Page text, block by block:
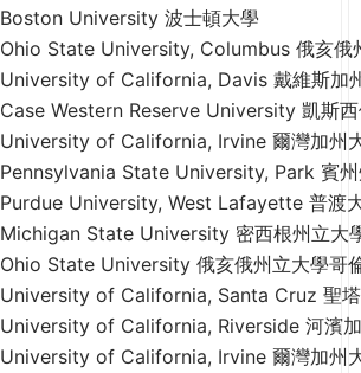
Boston University 波士頓大學
Ohio State University, Columbus 俄亥俄
University of California, Davis 戴維斯加
Case Western Reserve University 凱斯
University of California, Irvine 爾灣加州
Pennsylvania State University, Park 賓
Purdue University, West Lafayette 普渡
Michigan State University 密西根州立大
Ohio State University 俄亥俄州立大學哥
University of California, Santa Cruz 聖
University of California, Riverside 河濱
University of California, Irvine 爾灣加州